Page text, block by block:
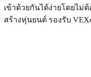
เข้าด้วยกันได้ง่ายโดยไม่
สร้างหุ่นยนต์ รองรับ